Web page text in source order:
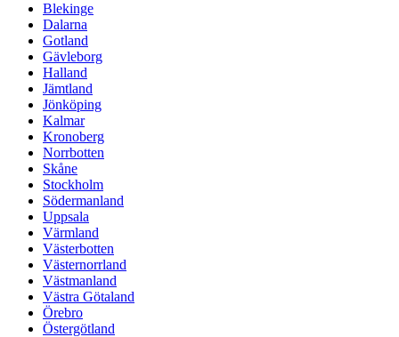
Blekinge
Dalarna
Gotland
Gävleborg
Halland
Jämtland
Jönköping
Kalmar
Kronoberg
Norrbotten
Skåne
Stockholm
Södermanland
Uppsala
Värmland
Västerbotten
Västernorrland
Västmanland
Västra Götaland
Örebro
Östergötland